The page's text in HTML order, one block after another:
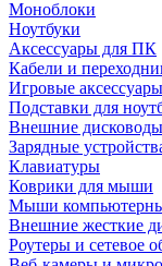
Моноблоки
Ноутбуки
Аксессуары для ПК
Кабели и
Игровые аксессуары
Подставки для
Внешние дисководы
Зарядные
Клавиатуры
Коврики для мыши
Мыши
Внешние жесткие
Роутеры и сетевое